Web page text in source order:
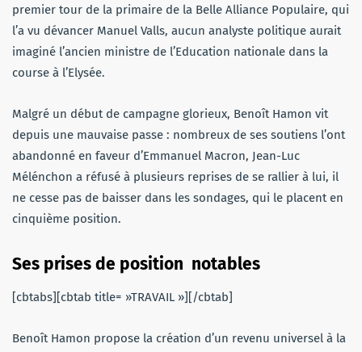
premier tour de la primaire de la Belle Alliance Populaire, qui
l’a vu dévancer Manuel Valls, aucun analyste politique aurait
imaginé l’ancien ministre de l’Education nationale dans la
course à l’Elysée.
Malgré un début de campagne glorieux, Benoît Hamon vit
depuis une mauvaise passe : nombreux de ses soutiens l’ont
abandonné en faveur d’Emmanuel Macron, Jean-Luc
Mélénchon a réfusé à plusieurs reprises de se rallier à lui, il
ne cesse pas de baisser dans les sondages, qui le placent en
cinquième position.
Ses prises de position notables
[cbtabs][cbtab title= »TRAVAIL »][/cbtab]
Benoît Hamon propose la création d’un revenu universel à la